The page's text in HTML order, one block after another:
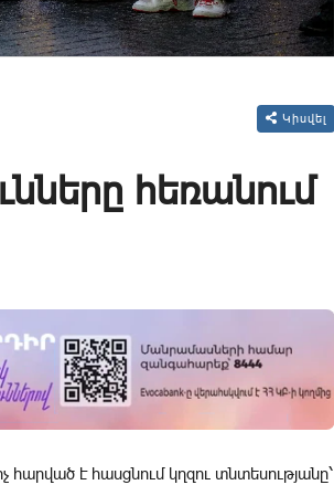
Կիսվել
հեռանում
հարված է հասցնում կղզու տնտեսությանը՝